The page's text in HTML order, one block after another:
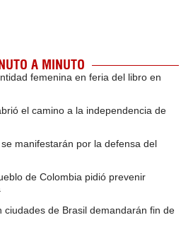
A MINUTO
femenina en feria del libro en
el camino a la independencia de
manifestarán por la defensa del
de Colombia pidió prevenir
ciudades de Brasil demandarán fin de